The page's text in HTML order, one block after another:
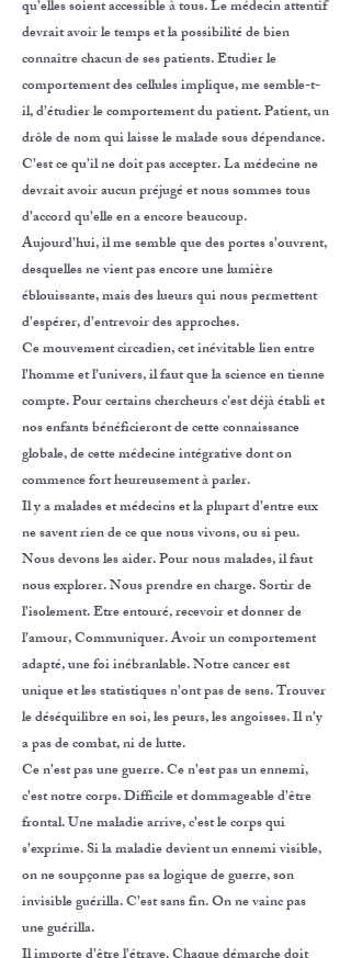
qu’elles soient accessible à tous. Le médecin attentif
devrait avoir le temps et la possibilité de bien
connaître chacun de ses patients. Etudier le
comportement des cellules implique, me semble-t-
il, d’étudier le comportement du patient. Patient, un
drôle de nom qui laisse le malade sous dépendance.
C’est ce qu’il ne doit pas accepter. La médecine ne
devrait avoir aucun préjugé et nous sommes tous
d’accord qu’elle en a encore beaucoup.
Aujourd’hui, il me semble que des portes s’ouvrent,
desquelles ne vient pas encore une lumière
éblouissante, mais des lueurs qui nous permettent
d’espérer, d’entrevoir des approches.
Ce mouvement circadien, cet inévitable lien entre
l’homme et l’univers, il faut que la science en tienne
compte. Pour certains chercheurs c’est déjà établi et
nos enfants bénéficieront de cette connaissance
globale, de cette médecine intégrative dont on
commence fort heureusement à parler.
Il y a malades et médecins et la plupart d’entre eux
ne savent rien de ce que nous vivons, ou si peu.
Nous devons les aider. Pour nous malades, il faut
nous explorer. Nous prendre en charge. Sortir de
l’isolement. Etre entouré, recevoir et donner de
l’amour, Communiquer. Avoir un comportement
adapté, une foi inébranlable. Notre cancer est
unique et les statistiques n’ont pas de sens. Trouver
le déséquilibre en soi, les peurs, les angoisses. Il n’y
a pas de combat, ni de lutte.
Ce n’est pas une guerre. Ce n’est pas un ennemi,
c’est notre corps. Difficile et dommageable d’être
frontal. Une maladie arrive, c’est le corps qui
s’exprime. Si la maladie devient un ennemi visible,
on ne soupçonne pas sa logique de guerre, son
invisible guérilla. C’est sans fin. On ne vainc pas
une guérilla.